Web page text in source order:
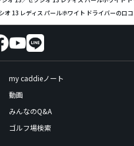
オ 13 レディス パールホワイト ドライバーの口
my caddieノート
動画
みんなのQ&A
ゴルフ場検索